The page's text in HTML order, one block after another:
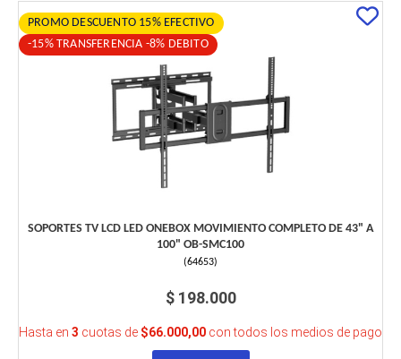
PROMO DESCUENTO 15% EFECTIVO
-15% TRANSFERENCIA -8% DEBITO
SOPORTES TV LCD LED ONEBOX MOVIMIENTO COMPLETO DE 43" A
100" OB-SMC100
(64653)
$ 198.000
Hasta en 3 cuotas de $66.000,00 con todos los medios de pago